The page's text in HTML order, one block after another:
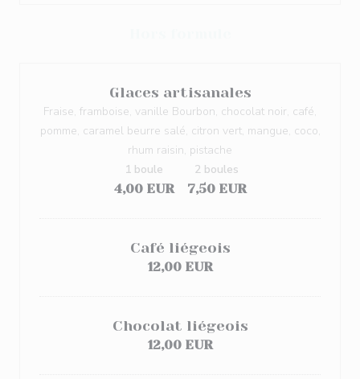
Glaces artisanales
Fraise, framboise, vanille Bourbon, chocolat noir, café,
pomme, caramel beurre salé, citron vert, mangue, coco,
rhum raisin, pistache
4,00 EUR
1 boule
7,50 EUR
2 boules
Café liégeois
12,00 EUR
Chocolat liégeois
12,00 EUR